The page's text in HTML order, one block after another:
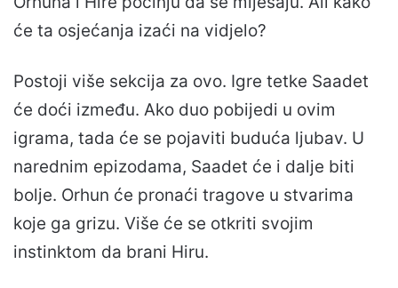
će ta osjećanja izaći na vidjelo?
Postoji više sekcija za ovo. Igre tetke Saadet
će doći između. Ako duo pobijedi u ovim
igrama, tada će se pojaviti buduća ljubav. U
narednim epizodama, Saadet će i dalje biti
bolje. Orhun će pronaći tragove u stvarima
koje ga grizu. Više će se otkriti svojim
instinktom da brani Hiru.